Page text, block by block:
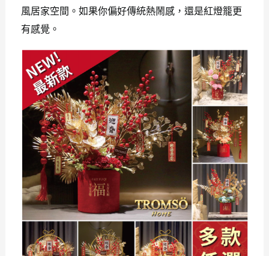
風居家空間。如果你偏好傳統熱鬧感，還是紅燈籠更
有感覺。